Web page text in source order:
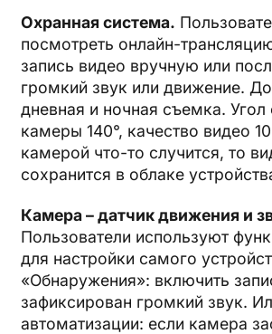
Охранная система.
посмотреть онлайн-
запись видео вручную или
громкий звук или движение.
дневная и ночная съемка. Угол
камеры 140°, качество видео
камерой что-то случится, то
сохранится в облаке
Камера – датчик движения и
Пользователи используют
для настройки самого
«Обнаружения»: включить
зафиксирован громкий звук.
автоматизации: если камера